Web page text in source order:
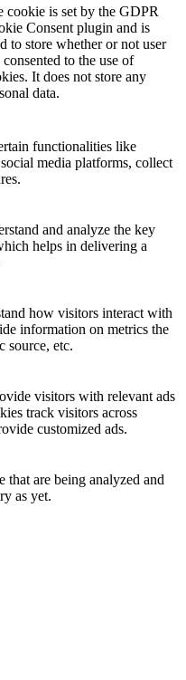
cookie is set by the GDPR
Consent plugin and is
to store whether or not user
consented to the use of
It does not store any
data.
functionalities like
media platforms, collect
and analyze the key
helps in delivering a
how visitors interact with
information on metrics the
source, etc.
visitors with relevant ads
track visitors across
customized ads.
that are being analyzed and
as yet.